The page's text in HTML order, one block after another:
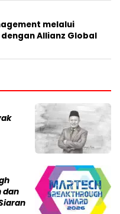
melalui
Allianz Global
dan